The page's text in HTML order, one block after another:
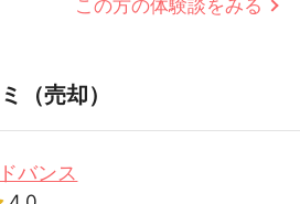
この方の体験談をみる
（売却）
バンス